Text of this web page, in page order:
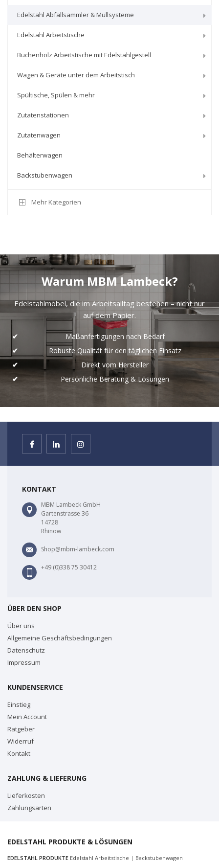
Edelstahl Abfallsammler & Müllsysteme
Edelstahl Arbeitstische
Buchenholz Arbeitstische mit Edelstahlgestell
Wagen & Geräte unter dem Arbeitstisch
Spültische, Spülen & mehr
Zutatenstationen
Zutatenwagen
Behälterwagen
Backstubenwagen
Mehr Kategorien
Warum MBM Lambeck?
Edelstahlmöbel, die im Arbeitsalltag bestehen – nicht nur
auf dem Papier.
Maßanfertigungen nach Bedarf
Robuste Qualität für den täglichen Einsatz
Direkt vom Hersteller
Persönliche Beratung & Lösungen
KONTAKT
MBM Lambeck GmbH
Gartenstrasse 36
14728
Rhinow
Shop@mbm-lambeck.com
+49 (0)338 75 30412
ÜBER DEN SHOP
Über uns
Allgemeine Geschäftsbedingungen
Datenschutz
Impressum
KUNDENSERVICE
Einstieg
Mein Account
Ratgeber
Widerruf
Kontakt
ZAHLUNG & LIEFERUNG
Lieferkosten
Zahlungsarten
EDELSTAHL PRODUKTE & LÖSUNGEN
EDELSTAHL PRODUKTE Edelstahl Arbeitstische | Backstubenwagen |